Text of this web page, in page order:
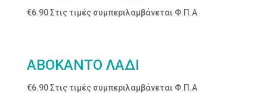
€6.90 Στις τιμές συμπεριλαμβάνεται Φ.Π.Α
ΑΒΟΚΑΝΤΟ ΛΑΔΙ
€6.90 Στις τιμές συμπεριλαμβάνεται Φ.Π.Α